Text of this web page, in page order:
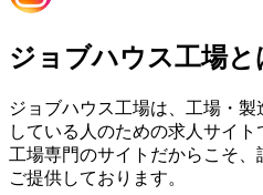
ジョブハウス工場と
ジョブハウス工場は、工場・
している人のための求人サイト
工場専門のサイトだからこそ
ご提供しております。